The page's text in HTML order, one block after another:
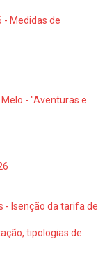
- Medidas de
- "Aventuras e
- Isenção da tarifa de
tipologias de